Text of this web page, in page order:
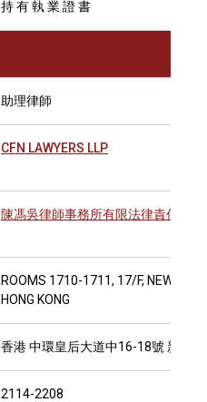
持 有 執 業 證 書
助理律師
CFN LAWYERS LLP
陳馮吳律師事務所有限法律責任合夥
ROOMS 1710-1711, 17/F, NEW
HONG KONG
香港 中環皇后大道中16-18號 新世
2114-2208